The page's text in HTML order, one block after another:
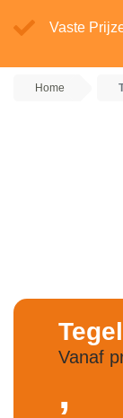
Vaste
Home
Vanaf
,